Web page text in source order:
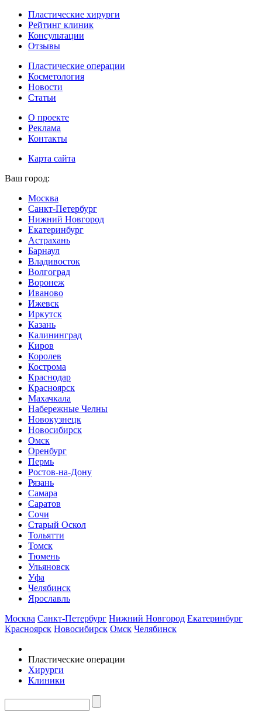
Пластические хирурги
Рейтинг клиник
Консультации
Отзывы
Пластические операции
Косметология
Новости
Статьи
О проекте
Реклама
Контакты
Карта сайта
Ваш город:
Москва
Санкт-Петербург
Нижний Новгород
Екатеринбург
Астрахань
Барнаул
Владивосток
Волгоград
Воронеж
Иваново
Ижевск
Иркутск
Казань
Калининград
Киров
Королев
Кострома
Краснодар
Красноярск
Махачкала
Набережные Челны
Новокузнецк
Новосибирск
Омск
Оренбург
Пермь
Ростов-на-Дону
Рязань
Самара
Саратов
Сочи
Старый Оскол
Тольятти
Томск
Тюмень
Ульяновск
Уфа
Челябинск
Ярославль
Москва Санкт-Петербург Нижний Новгород Екатеринбург
Красноярск Новосибирск Омск Челябинск
Пластические операции
Хирурги
Клиники